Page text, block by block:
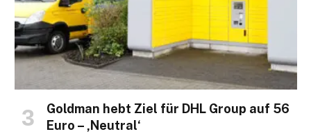
Goldman hebt Ziel für DHL Group auf 56
Euro – ‚Neutral‘